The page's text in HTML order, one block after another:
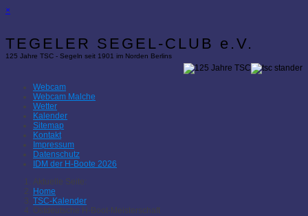
×
TEGELER SEGEL-CLUB e.V.
125 Jahre TSC - Segeln seit 1901 im Norden Berlins
Webcam
Webcam Malche
Wetter
Kalender
Sitemap
Kontakt
Impressum
Datenschutz
IDM der H-Boote 2026
Aktuelle Seite:
Home
TSC-Kalender
Ostdeutsche H-Boot-Meisterschaft